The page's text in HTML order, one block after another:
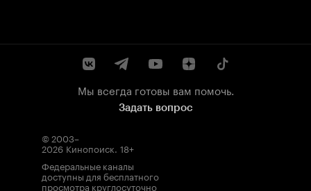
Мы всегда готовы вам помочь.
Задать вопрос
© 2003–
2026 Кинопоиск. 18+
Федеральные каналы
доступны для бесплатного
просмотра круглосуточно